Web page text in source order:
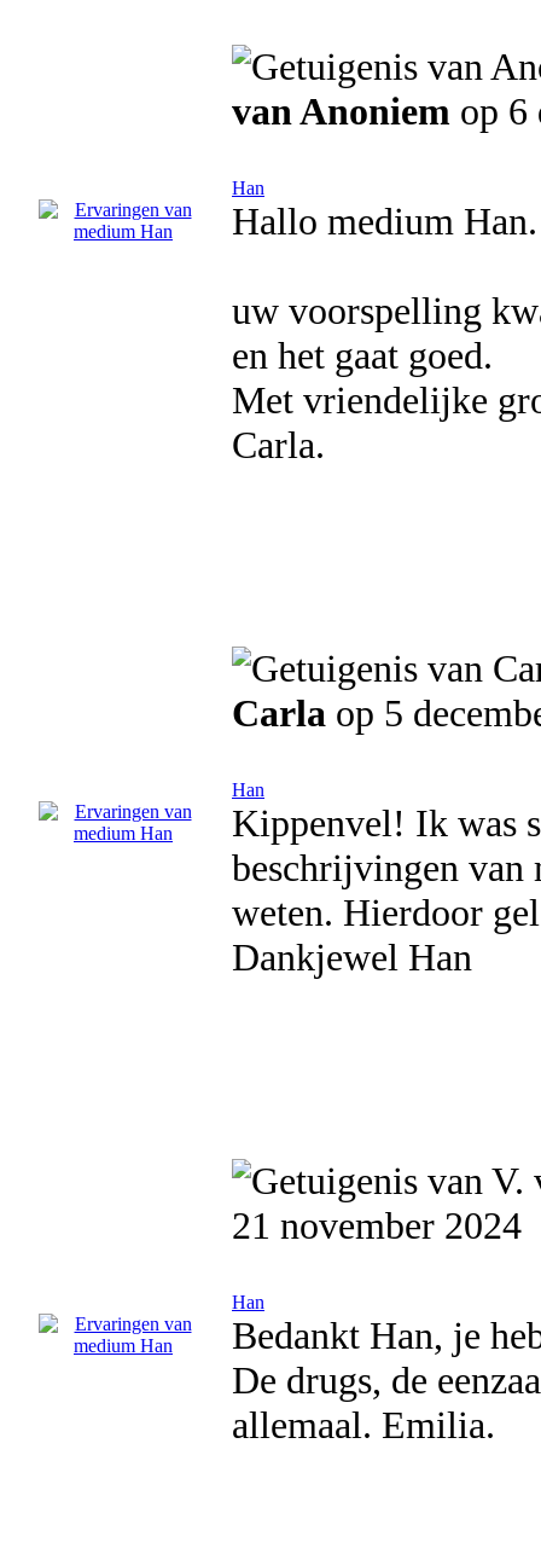
van Anoniem op 6
Han
Hallo medium Han.
uw voorspelling
en het gaat goed.
Met vriendelijke
Carla.
Carla op 5
Han
Kippenvel! Ik was
beschrijvingen van
weten. Hierdoor
Dankjewel Han
21 november 2024
Han
Bedankt Han, je
De drugs, de
allemaal. Emilia.